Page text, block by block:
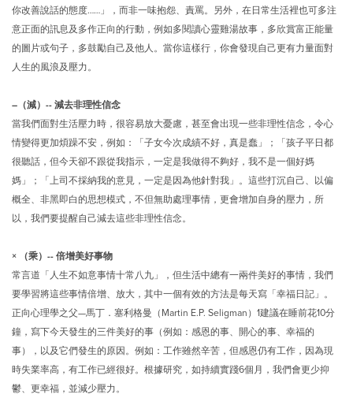
你改善說話的態度……」，而非一味抱怨、責罵。另外，在日常生活裡也可多注
意正面的訊息及多作正向的行動，例如多閱讀心靈雞湯故事，多欣賞富正能量
的圖片或句子，多鼓勵自己及他人。當你這樣行，你會發現自己更有力量面對
人生的風浪及壓力。
–（減）-- 減去非理性信念
當我們面對生活壓力時，很容易放大憂慮，甚至會出現一些非理性信念，令心
情變得更加煩躁不安，例如：「子女今次成績不好，真是蠢」；「孩子平日都
很聽話，但今天卻不跟從我指示，一定是我做得不夠好，我不是一個好媽
媽」；「上司不採納我的意見，一定是因為他針對我」。這些打沉自己、以偏
概全、非黑即白的思想模式，不但無助處理事情，更會增加自身的壓力，所
以，我們要提醒自己減去這些非理性信念。
× （乘）-- 倍增美好事物
常言道「人生不如意事情十常八九」，但生活中總有一兩件美好的事情，我們
要學習將這些事情倍增、放大，其中一個有效的方法是每天寫「幸福日記」。
正向心理學之父—馬丁．塞利格曼（Martin E.P. Seligman）1建議在睡前花10分
鐘，寫下今天發生的三件美好的事（例如：感恩的事、開心的事、幸福的
事），以及它們發生的原因。例如：工作雖然辛苦，但感恩仍有工作，因為現
時失業率高，有工作已經很好。根據研究，如持續實踐6個月，我們會更少抑
鬱、更幸福，並減少壓力。